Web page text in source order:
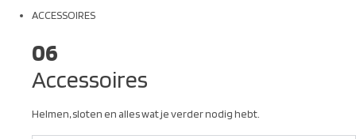
ACCESSOIRES
06
Accessoires
Helmen, sloten en alles wat je verder nodig hebt.